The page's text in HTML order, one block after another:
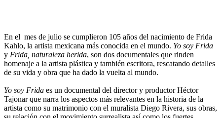
En el mes de julio se cumplieron 105 años del nacimiento de Frida
Kahlo, la artista mexicana más conocida en el mundo. Yo soy Frida
y Frida, naturaleza herida, son dos documentales que rinden
homenaje a la artista plástica y también escritora, rescatando detalles
de su vida y obra que ha dado la vuelta al mundo.
Yo soy Frida es un documental del director y productor Héctor
Tajonar que narra los aspectos más relevantes en la historia de la
artista como su matrimonio con el muralista Diego Rivera, sus obras,